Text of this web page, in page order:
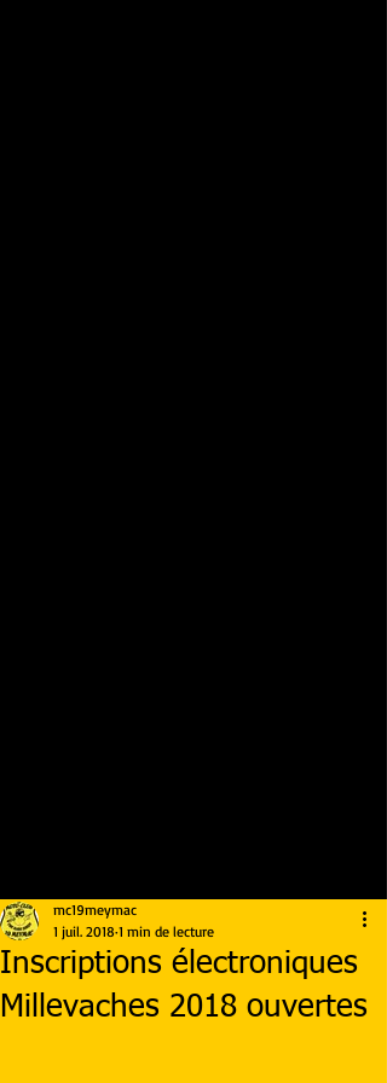
Inscriptions électroniques
Millevaches 2018 ouvertes
mc19meymac
1 juil. 2018 1 min de lecture